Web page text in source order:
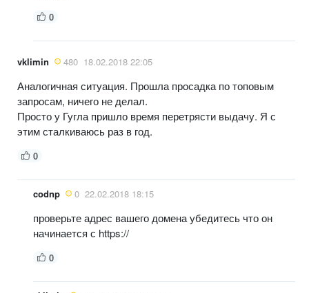
0
vklimin 480 18.02.2018 22:05
Аналогичная ситуация. Прошла просадка по топовым
запросам, ничего не делал.
Просто у Гугла пришло время перетрясти выдачу. Я с
этим сталкиваюсь раз в год.
0
codnp 0 22.02.2018 18:15
проверьте адрес вашего домена убедитесь что он
начинается с https://
0